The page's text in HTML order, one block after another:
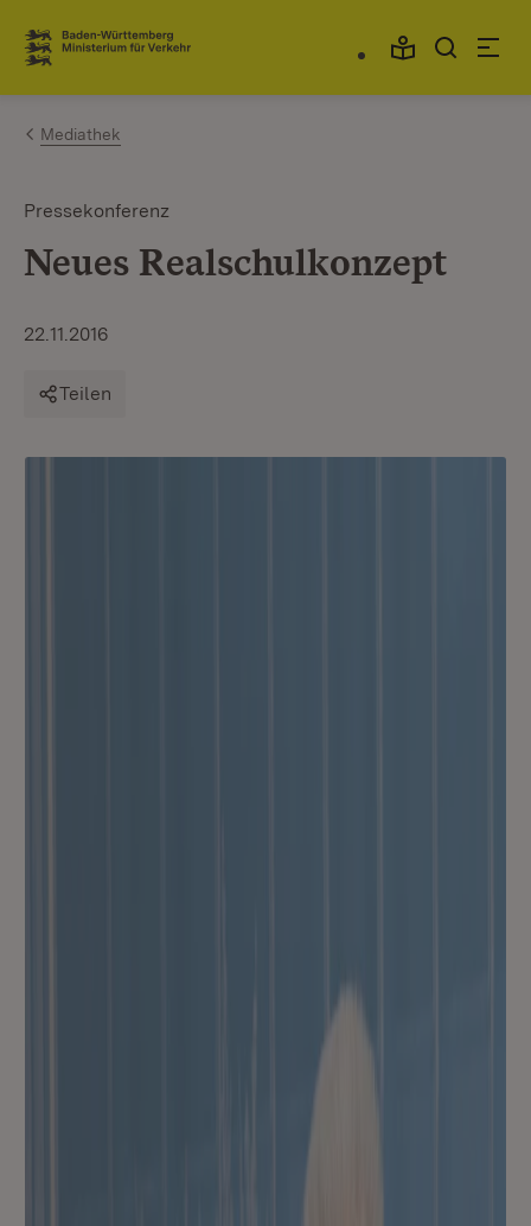
Zum Inhalt springen
Link zur Startseite
Mediathek
Pressekonferenz
Neues Realschulkonzept
22.11.2016
Teilen